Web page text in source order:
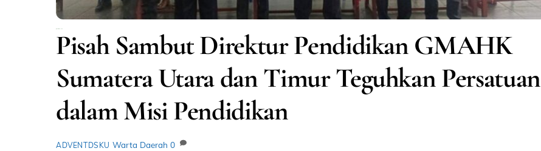
Pisah Sambut Direktur Pendidikan GMAHK
Sumatera Utara dan Timur Teguhkan Persatuan
dalam Misi Pendidikan
ADVENTDSKU Warta Daerah 0